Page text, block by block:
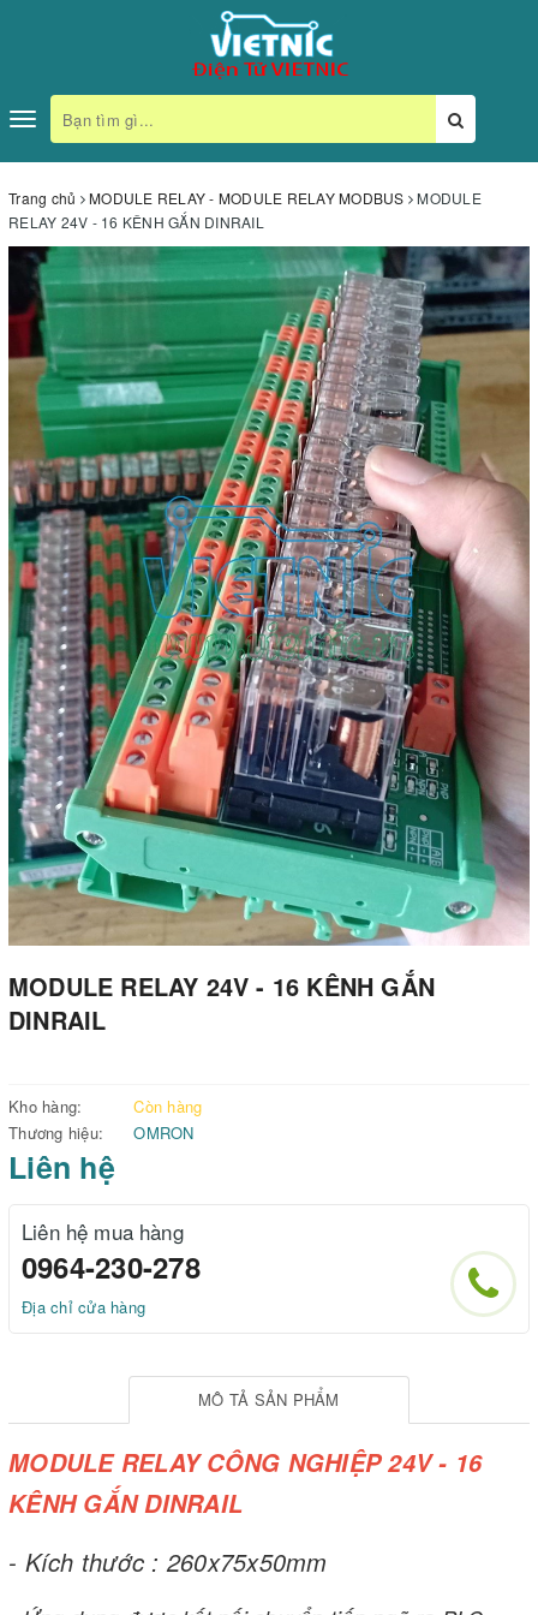
Toggle
navigation
Trang chủ MODULE RELAY - MODULE RELAY MODBUS
MODULE
RELAY 24V - 16 KÊNH GẮN DINRAIL
MODULE RELAY 24V - 16 KÊNH GẮN
DINRAIL
Kho hàng:
Còn hàng
Thương hiệu:
OMRON
Liên hệ
Liên hệ mua hàng
0964-230-278
Địa chỉ cửa hàng
MÔ TẢ SẢN PHẨM
MODULE RELAY CÔNG NGHIỆP 24V - 16
KÊNH GẮN DINRAIL
- Kích thước : 260x75x50mm